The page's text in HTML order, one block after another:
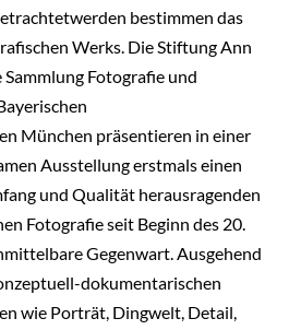
bestimmen das
Werks. Die Stiftung Ann
Fotografie und
München präsentieren in einer
Ausstellung erstmals einen
und Qualität herausragenden
Fotografie seit Beginn des 20.
Gegenwart. Ausgehend
dokumentarischen
wie Porträt, Dingwelt, Detail,